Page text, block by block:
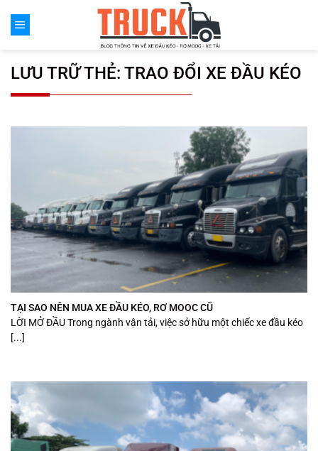
đến
LƯU TRỮ THẺ: TRAO ĐỔI XE ĐẦU KÉO
TẠI SAO NÊN MUA XE ĐẦU KÉO, RƠ MOOC CŨ
LỜI MỞ ĐẦU Trong ngành vận tải, việc sở hữu một chiếc xe đầu kéo
[...]